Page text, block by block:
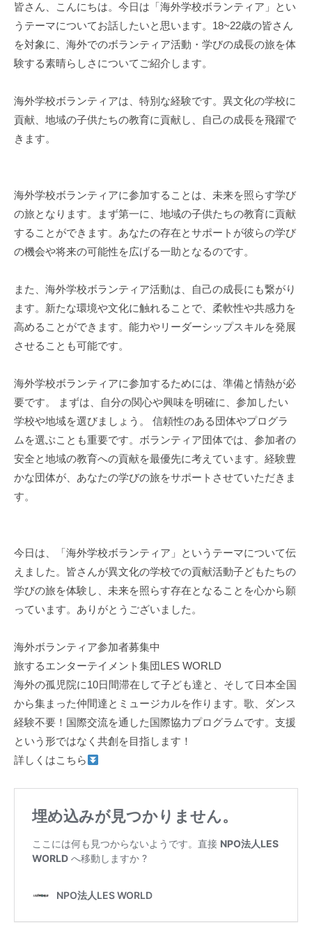
皆さん、こんにちは。今日は「海外学校ボランティア」とい
うテーマについてお話したいと思います。18~22歳の皆さん
を対象に、海外でのボランティア活動・学びの成長の旅を体
験する素晴らしさについてご紹介します。
海外学校ボランティアは、特別な経験です。異文化の学校に
貢献、地域の子供たちの教育に貢献し、自己の成長を飛躍で
きます。
海外学校ボランティアに参加することは、未来を照らす学び
の旅となります。まず第一に、地域の子供たちの教育に貢献
することができます。あなたの存在とサポートが彼らの学び
の機会や将来の可能性を広げる一助となるのです。
また、海外学校ボランティア活動は、自己の成長にも繋がり
ます。新たな環境や文化に触れることで、柔軟性や共感力を
高めることができます。能力やリーダーシップスキルを発展
させることも可能です。
海外学校ボランティアに参加するためには、準備と情熱が必
要です。 まずは、自分の関心や興味を明確に、参加したい
学校や地域を選びましょう。 信頼性のある団体やプログラ
ムを選ぶことも重要です。ボランティア団体では、参加者の
安全と地域の教育への貢献を最優先に考えています。経験豊
かな団体が、あなたの学びの旅をサポートさせていただきま
す。
今日は、「海外学校ボランティア」というテーマについて伝
えました。皆さんが異文化の学校での貢献活動子どもたちの
学びの旅を体験し、未来を照らす存在となることを心から願
っています。ありがとうございました。
海外ボランティア参加者募集中
旅するエンターテイメント集団LES WORLD
海外の孤児院に10日間滞在して子ども達と、そして日本全国
から集まった仲間達とミュージカルを作ります。歌、ダンス
経験不要！国際交流を通した国際協力プログラムです。支援
という形ではなく共創を目指します！
詳しくはこちら